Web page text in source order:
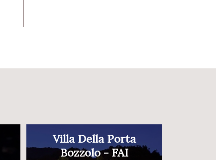
Villa Della Porta
Bozzolo - FAI